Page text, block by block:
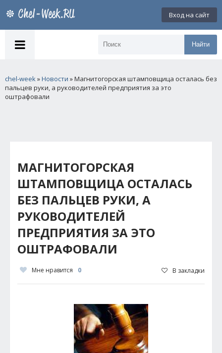
Вход на сайт
Найти
chel-week»Новости » Магнитогорская штамповщица осталась без
пальцев руки, а руководителей предприятия за это
оштрафовали
МАГНИТОГОРСКАЯ
ШТАМПОВЩИЦА ОСТАЛАСЬ
БЕЗ ПАЛЬЦЕВ РУКИ, А
РУКОВОДИТЕЛЕЙ
ПРЕДПРИЯТИЯ ЗА ЭТО
ОШТРАФОВАЛИ
Мне нравится 0 В закладки